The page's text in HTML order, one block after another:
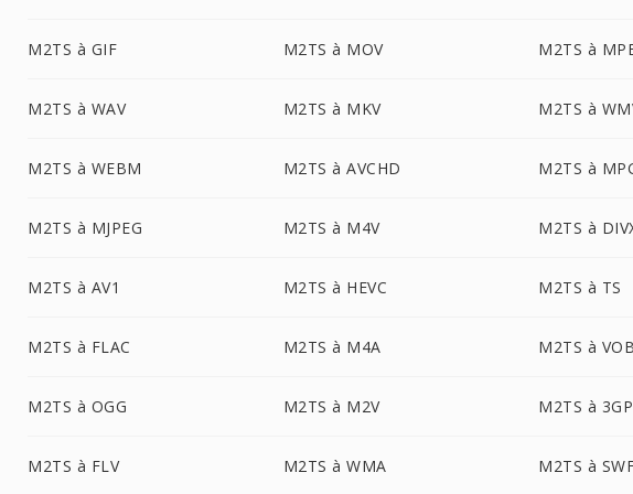
M2TS à GIF M2TS à MOV M2TS à
M2TS à WAV M2TS à MKV M2TS à
M2TS à WEBM M2TS à AVCHD M2TS à
M2TS à MJPEG M2TS à M4V M2TS à
M2TS à AV1 M2TS à HEVC M2TS à TS
M2TS à FLAC M2TS à M4A M2TS à VOB
M2TS à OGG M2TS à M2V M2TS à 3GP
M2TS à FLV M2TS à WMA M2TS à